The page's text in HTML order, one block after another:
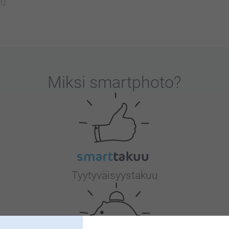
Miksi smartphoto?
Tyytyväisyystakuu